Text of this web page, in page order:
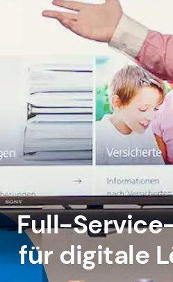
Full-
für digitale